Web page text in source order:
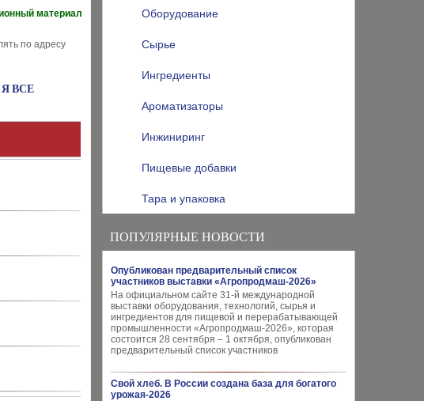
Оборудование
Сырье
Ингредиенты
Ароматизаторы
Инжиниринг
Пищевые добавки
Тара и упаковка
ПОПУЛЯРНЫЕ НОВОСТИ
Опубликован предварительный список
участников выставки «Агропродмаш-2026»
На официальном сайте 31-й международной
выставки оборудования, технологий, сырья и
ингредиентов для пищевой и перерабатывающей
промышленности «Агропродмаш-2026», которая
состоится 28 сентября – 1 октября, опубликован
предварительный список участников
Свой хлеб. В России создана база для богатого
урожая-2026
материал
по адресу
Я ВСЕ